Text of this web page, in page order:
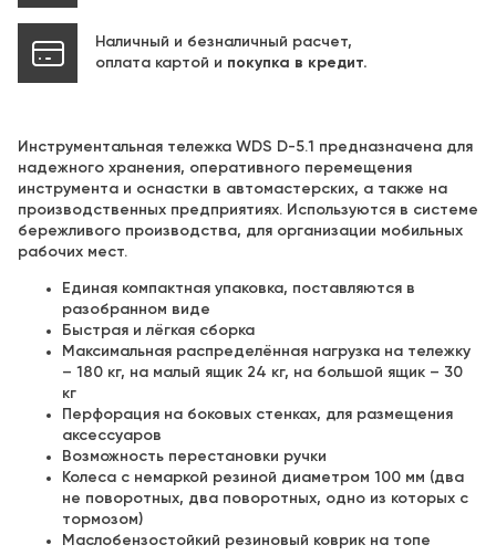
Наличный и безналичный расчет,
оплата картой и покупка в кредит.
Инструментальная тележка WDS D-5.1 предназначена для
надежного хранения, оперативного перемещения
инструмента и оснастки в автомастерских, а также на
производственных предприятиях. Используются в системе
бережливого производства, для организации мобильных
рабочих мест.
Единая компактная упаковка, поставляются в
разобранном виде
Быстрая и лёгкая сборка
Максимальная распределённая нагрузка на тележку
– 180 кг, на малый ящик 24 кг, на большой ящик – 30
кг
Перфорация на боковых стенках, для размещения
аксессуаров
Возможность перестановки ручки
Колеса с немаркой резиной диаметром 100 мм (два
не поворотных, два поворотных, одно из которых с
тормозом)
Маслобензостойкий резиновый коврик на топе